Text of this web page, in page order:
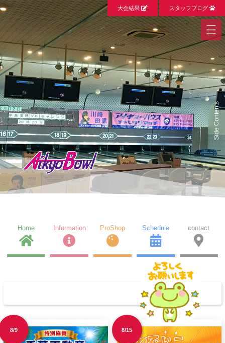
大会結果 スタッフブログ
Home Information ProShop Schedule contact
8/9 8/15
Side Contents